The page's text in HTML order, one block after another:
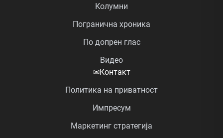
Колумни
Погранична хроника
По допрен глас
Видео
✉Контакт
Политика на приватност
Импресум
Маркетинг стратегија